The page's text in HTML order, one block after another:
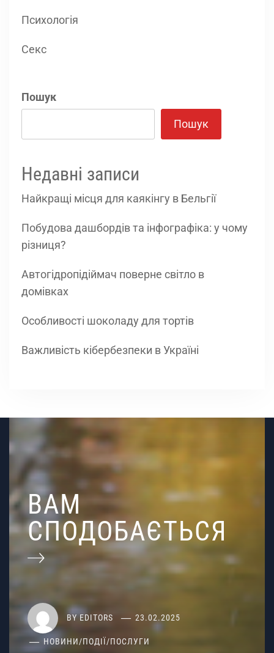
Психологія
Секс
Пошук
Пошук
Недавні записи
Найкращі місця для каякінгу в Бельгії
Побудова дашбордів та інфографіка: у чому
різниця?
Автогідропідіймач поверне світло в
домівках
Особливості шоколаду для тортів
Важливість кібербезпеки в Україні
ВАМ
СПОДОБАЄТЬСЯ
BYEDITORS 23.02.2025
НОВИНИ/ПОДІЇ/ПОСЛУГИ